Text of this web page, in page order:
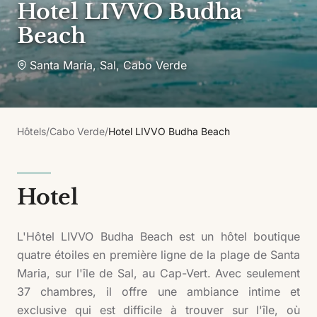
Hotel LIVVO Budha
Beach
Santa María, Sal, Cabo Verde
Hôtels/Cabo Verde/Hotel LIVVO Budha Beach
Hotel
L'Hôtel LIVVO Budha Beach est un hôtel boutique
quatre étoiles en première ligne de la plage de Santa
Maria, sur l'île de Sal, au Cap-Vert. Avec seulement
37 chambres, il offre une ambiance intime et
exclusive qui est difficile à trouver sur l'île, où